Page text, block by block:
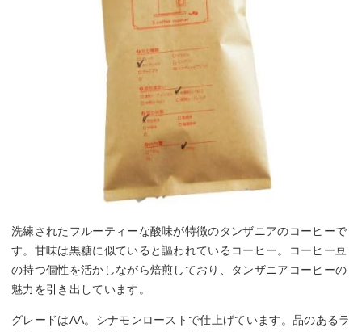
洗練されたフルーティーな酸味が特徴のタンザニアのコーヒーで
す。甘味は黒糖に似ていると謳われているコーヒー。コーヒー豆
の持つ個性を活かしながら焙煎しており、タンザニアコーヒーの
魅力を引き出しています。
グレードはAA。シナモンローストで仕上げています。品のあるラ